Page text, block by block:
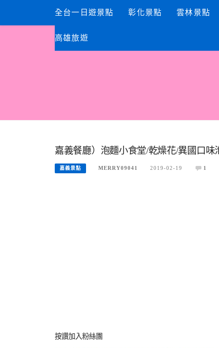
content
全台一日遊景點 彰化景點 雲林景點
高雄旅遊
嘉義餐廳）泡麵小食堂/乾燥花/異國口味
嘉義景點 MERRY09041 2019-02-19 1
按讚加入粉絲團